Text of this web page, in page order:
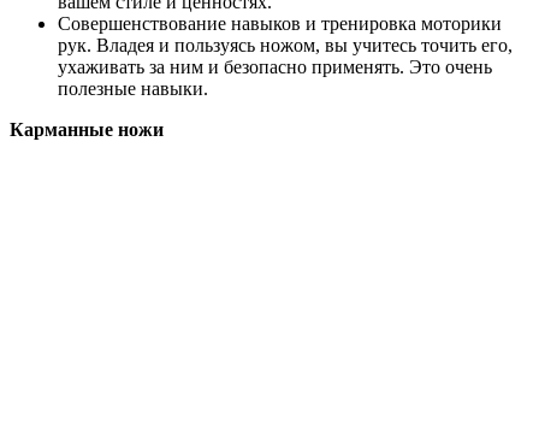
Совершенствование навыков и тренировка моторики
рук. Владея и пользуясь ножом, вы учитесь точить его,
ухаживать за ним и безопасно применять. Это очень
полезные навыки.
Карманные ножи